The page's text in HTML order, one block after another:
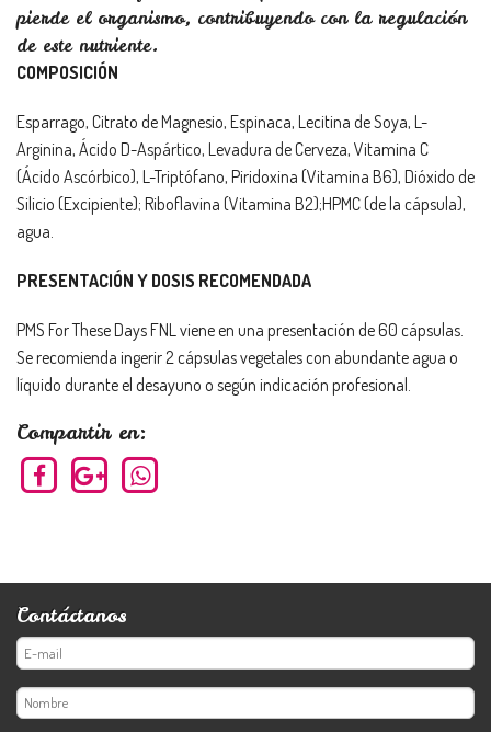
pierde el organismo, contribuyendo con la regulación
de este nutriente.
COMPOSICIÓN
Esparrago, Citrato de Magnesio, Espinaca, Lecitina de Soya, L-
Arginina, Ácido D-Aspártico, Levadura de Cerveza, Vitamina C
(Ácido Ascórbico), L-Triptófano, Piridoxina (Vitamina B6), Dióxido de
Silicio (Excipiente); Riboflavina (Vitamina B2);HPMC (de la cápsula),
agua.
PRESENTACIÓN Y DOSIS RECOMENDADA
PMS For These Days FNL viene en una presentación de 60 cápsulas.
Se recomienda ingerir 2 cápsulas vegetales con abundante agua o
líquido durante el desayuno o según indicación profesional.
Compartir en:
Contáctanos